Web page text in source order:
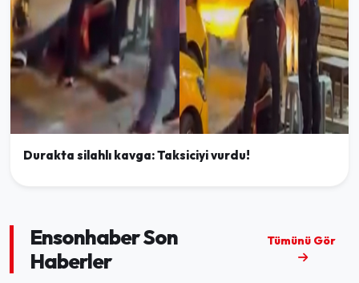
Durakta silahlı kavga: Taksiciyi vurdu!
Ensonhaber Son
Haberler
Tümünü Gör